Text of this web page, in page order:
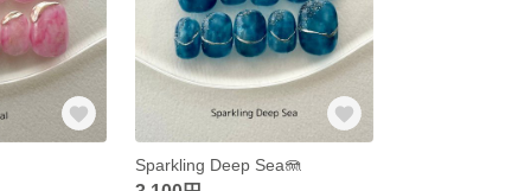
Sparkling Deep Sea🪼